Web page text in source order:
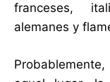
franceses,
alemanes y